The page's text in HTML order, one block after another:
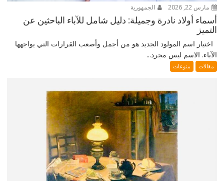
مارس 22, 2026 الجمهورية
أسماء أولاد نادرة وجميلة: دليل شامل للآباء الباحثين عن
التميز
اختيار اسم المولود الجديد هو من أجمل وأصعب القرارات التي يواجهها
الآباء. الاسم ليس مجرد...
مقالات منوعات